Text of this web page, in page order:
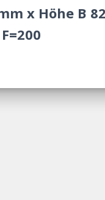
x Höhe B